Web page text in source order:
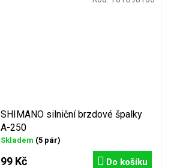
SHIMANO silniční brzdové špalky
A-250
Skladem (5 pár)
99 Kč Do košíku